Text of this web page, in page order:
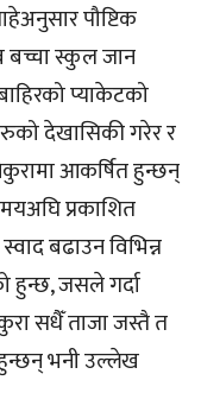
पौष्टिक
बच्चा स्कुल जान
प्याकेटको
देखासिकी गरेर र
आकर्षित हुन्छन्
प्रकाशित
बढाउन विभिन्न
हुन्छ, जसले गर्दा
सधैँ ताजा जस्तै त
भनी उल्लेख